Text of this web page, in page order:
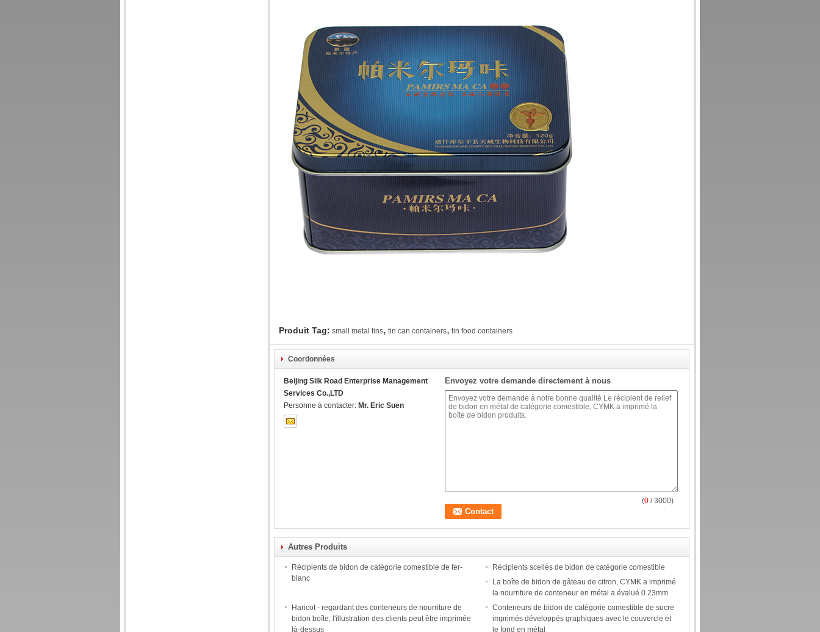
Produit Tag: small metal tins, tin can containers, tin food containers
Coordonnées
Beijing Silk Road Enterprise Management
Services Co.,LTD
Personne à contacter: Mr. Eric Suen
Envoyez votre demande directement à nous
(0 / 3000)
Autres Produits
Récipients de bidon de catégorie comestible de fer-
blanc
Récipients scellés de bidon de catégorie comestible
La boîte de bidon de gâteau de citron, CYMK a imprimé
la nourriture de conteneur en métal a évalué 0.23mm
Haricot - regardant des conteneurs de nourriture de
bidon boîte, l'illustration des clients peut être imprimée
là-dessus
Conteneurs de bidon de catégorie comestible de sucre
imprimés développés graphiques avec le couvercle et
le fond en métal